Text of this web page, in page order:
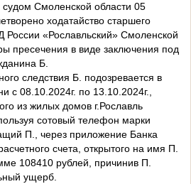
судом Смоленской области 05
ходатайство старшего
«Рославльский» Смоленской
пресечения в виде заключения под
Б.
следствия Б. подозревается в
с 08.10.2024г. по 13.10.2024г.,
из жилых домов г.Рославль
сотовый телефон марки
П., через приложение Банка
счета, открытого на имя П.
108410 рублей, причинив П.
ущерб.